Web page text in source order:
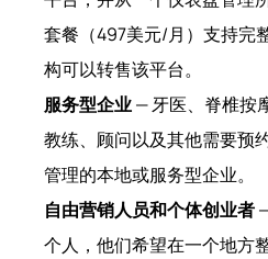
套餐（497美元/月）支持完
构可以转售该平台。
服务型企业— 牙医、脊椎按
教练、顾问以及其他需要预
管理的本地或服务型企业。
自由营销人员和个体创业者
个人，他们希望在一个地方